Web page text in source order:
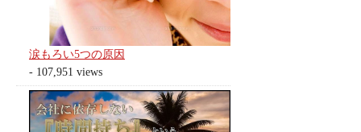
涙もろい5つの原因
- 107,951 views